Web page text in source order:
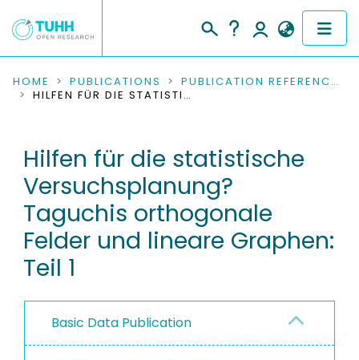
COMMUNITIES & COLLECTIONS
RESEARCH DATA
PEOPLE
INSTITUTIONS
PROJECTS
HOME PUBLICATIONS
PUBLICATION REFERENCES
HILFEN FÜR DIE STATISTISCHE VERSUCHSPLANUNG? TAGUCHIS ORTHOGONALE FELDER UND LINEARE GRAPHEN: TEIL 1
Hilfen für die statistische
Versuchsplanung?
Taguchis orthogonale
Felder und lineare Graphen:
Teil 1
Basic Data Publication